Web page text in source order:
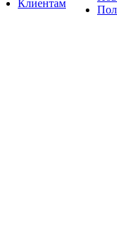
Клиентам